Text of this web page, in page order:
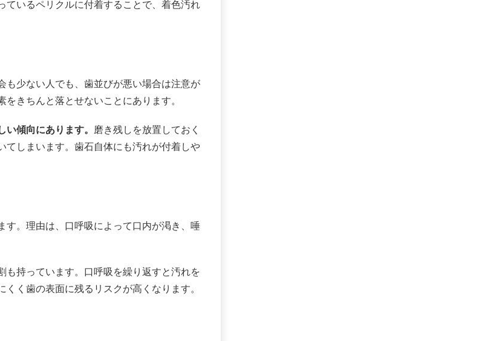
ているペリクルに付着することで、着色汚れ
も少ない人でも、歯並びが悪い場合は注意が
きちんと落とせないことにあります。
傾向にあります。
磨き残しを放置しておく
てしまいます。歯石自体にも汚れが付着しや
す。理由は、口呼吸によって口内が渇き、唾
も持っています。口呼吸を繰り返すと汚れを
く歯の表面に残るリスクが高くなります。